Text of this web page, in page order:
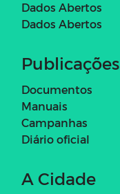
Dados Abertos
Dados Abertos
Publicações
Documentos
Manuais
Campanhas
Diário oficial
A Cidade